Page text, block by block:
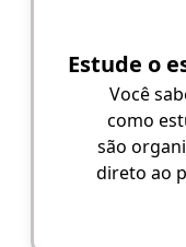
Estude o
Você
como
são
direto ao